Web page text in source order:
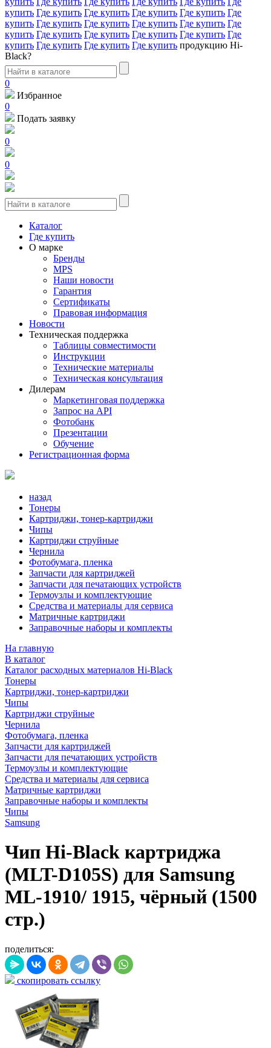
купить Где купить Где купить Где купить Где купить Где
купить Где купить Где купить Где купить Где купить Где
купить Где купить Где купить Где купить Где купить Где
купить Где купить Где купить Где купить продукцию Hi-
Black?
0
Избранное
0
Подать заявку
0
0
Каталог
Где купить
О марке
Бренды
MPS
Наши новости
Гарантия
Сертификаты
Правовая информация
Новости
Техническая поддержка
Таблицы совместимости
Инструкции
Технические материалы
Техническая консультация
Дилерам
Маркетинговая поддержка
Запрос на API
Фотобанк
Презентации
Обучение
Регистрационная форма
назад
Тонеры
Картриджи, тонер-картриджи
Чипы
Картриджи струйные
Чернила
Фотобумага, пленка
Запчасти для картриджей
Запчасти для печатающих устройств
Термоузлы и комплектующие
Средства и материалы для сервиса
Матричные картриджи
Заправочные наборы и комплекты
На главную
В каталог
Каталог расходных материалов Hi-Black
Тонеры
Картриджи, тонер-картриджи
Чипы
Картриджи струйные
Чернила
Фотобумага, пленка
Запчасти для картриджей
Запчасти для печатающих устройств
Термоузлы и комплектующие
Средства и материалы для сервиса
Матричные картриджи
Заправочные наборы и комплекты
Чипы
Samsung
Чип Hi-Black картриджа
(MLT-D105S) для Samsung
ML-1910/ 1915, чёрный (1500
стр.)
поделиться:
скопировать ссылку